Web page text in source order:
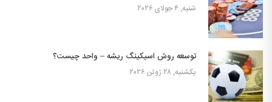
شنبه, ۴ جولای ۲۰۲۶
توسعه روش اسیکینگ ریشه – واحد چیست؟
یکشنبه, ۲۸ ژوئن ۲۰۲۶